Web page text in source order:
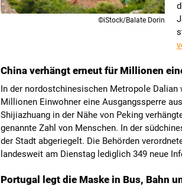
©iStock/Balate Dorin
China verhängt erneut für Millionen
In der nordostchinesischen Metropole Dalian
Millionen Einwohner eine Ausgangssperre
Shijiazhuang in der Nähe von Peking
genannte Zahl von Menschen. In der
der Stadt abgeriegelt. Die Behörden
landesweit am Dienstag lediglich 349 neue
Portugal legt die Maske in Bus, Bahn